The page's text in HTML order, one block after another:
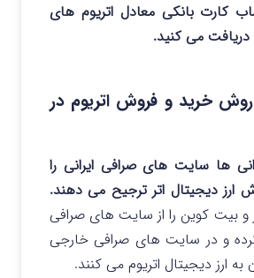
کارت بانکی معادل اتریوم های
می کنید.
خرید و فروش اتریوم در
ها سایت های صرافی ایرانی را
ارز دیجیتال اتر ترجیح می دهند.
و بیت کوین را از سایت های صرافی
کرده و در سایت های صرافی خارجی
به ارز دیجیتال اتریوم می کنند.